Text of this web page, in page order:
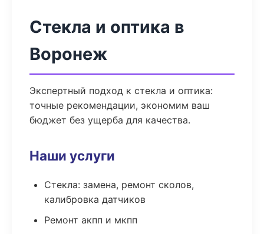
Стекла и оптика в
Воронеж
Экспертный подход к стекла и оптика:
точные рекомендации, экономим ваш
бюджет без ущерба для качества.
Наши услуги
Стекла: замена, ремонт сколов,
калибровка датчиков
Ремонт акпп и мкпп